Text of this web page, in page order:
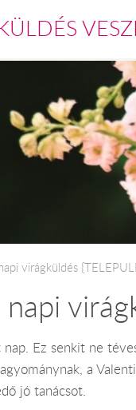
virágküldés
Ez senkit ne
a
jó tanácsot.